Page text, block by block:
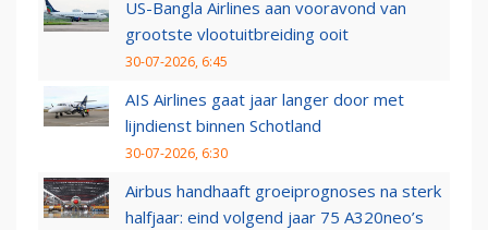
US-Bangla Airlines aan vooravond van
grootste vlootuitbreiding ooit
30-07-2026, 6:45
AIS Airlines gaat jaar langer door met
lijndienst binnen Schotland
30-07-2026, 6:30
Airbus handhaaft groeiprognoses na sterk
halfjaar: eind volgend jaar 75 A320neo’s